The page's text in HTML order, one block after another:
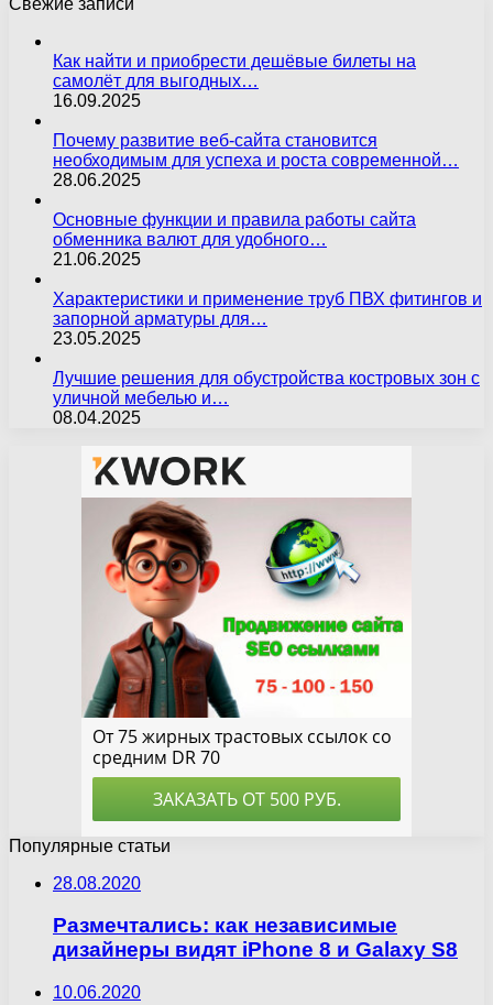
Как найти и приобрести дешёвые билеты на
самолёт для выгодных…
16.09.2025
Почему развитие веб-сайта становится
необходимым для успеха и роста современной…
28.06.2025
Основные функции и правила работы сайта
обменника валют для удобного…
21.06.2025
Характеристики и применение труб ПВХ фитингов и
запорной арматуры для…
23.05.2025
Лучшие решения для обустройства костровых зон с
уличной мебелью и…
08.04.2025
Популярные статьи
28.08.2020
Размечтались: как независимые
дизайнеры видят iPhone 8 и Galaxy S8
10.06.2020